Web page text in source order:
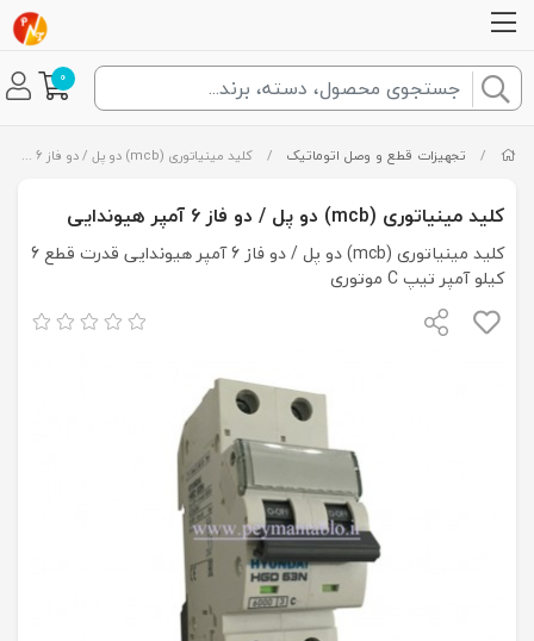
0
/ تجهیزات قطع و وصل اتوماتیک / کلید مینیاتوری (mcb) دو پل / دو فاز 6 آمپر هیوندایی
کلید مینیاتوری (mcb) دو پل / دو فاز 6 آمپر هیوندایی
کلید مینیاتوری (mcb) دو پل / دو فاز 6 آمپر هیوندایی قدرت قطع 6
کیلو آمپر تیپ C موتوری